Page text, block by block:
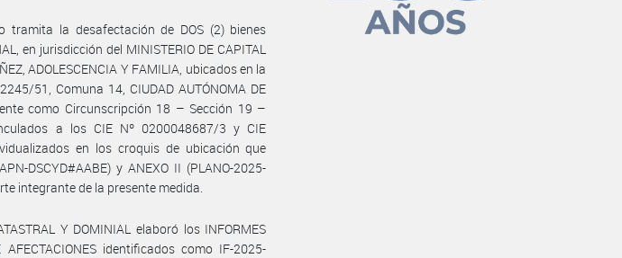
tramita la desafectación de DOS (2) bienes
en jurisdicción del MINISTERIO DE CAPITAL
ADOLESCENCIA Y FAMILIA, ubicados en la
51, Comuna 14, CIUDAD AUTÓNOMA DE
como Circunscripción 18 – Sección 19 –
a los CIE Nº 0200048687/3 y CIE
en los croquis de ubicación que
DSCYD#AABE) y ANEXO II (PLANO-2025-
integrante de la presente medida.
Y DOMINIAL elaboró los INFORMES
AFECTACIONES identificados como IF-2025-